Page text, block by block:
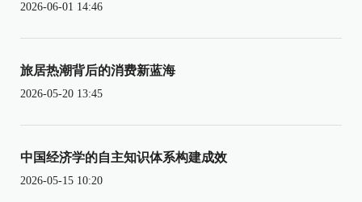
2026-06-01 14:46
旅居热潮背后的消费新蓝海
2026-05-20 13:45
中国经济学的自主知识体系构建成效
2026-05-15 10:20